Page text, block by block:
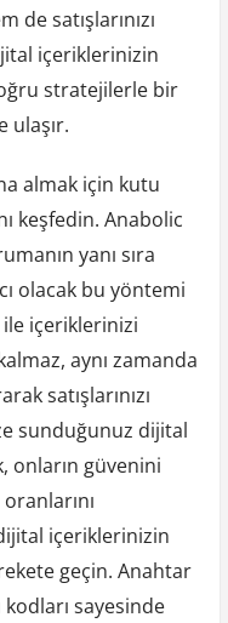
satışlarınızı
içeriklerinizin
stratejilerle bir
ulaşır.
almak için kutu
keşfedin. Anabolic
yanı sıra
olacak bu yöntemi
içeriklerinizi
aynı zamanda
satışlarınızı
sunduğunuz dijital
onların güvenini
içeriklerinizin
geçin. Anahtar
sayesinde